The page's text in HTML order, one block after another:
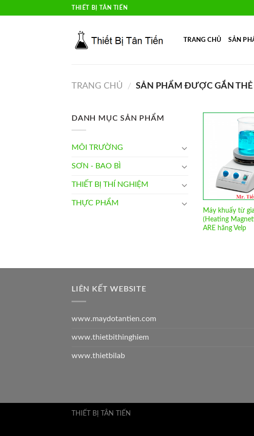
to
THIẾT BỊ TÂN TIẾN
TRANG CHỦ SẢN
TRANG CHỦ / SẢN PHẨM ĐƯỢC GẮN THẺ
DANH MỤC SẢN PHẨM
MÔI TRƯỜNG
SƠN - BAO BÌ
THIẾT BỊ THÍ NGHIỆM
THỰC PHẨM
Máy khuấy từ
(Heating
ARE hãng Velp
LIÊN KẾT WEBSITE
www.maydotantien.com
www.thietbithinghiem
www.thietbilab
THIẾT BỊ TÂN TIẾN